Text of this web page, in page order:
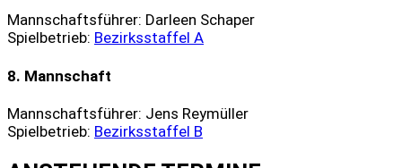
Mannschaftsführer: Darleen Schaper
Spielbetrieb: Bezirksstaffel A
8. Mannschaft
Mannschaftsführer: Jens Reymüller
Spielbetrieb: Bezirksstaffel B